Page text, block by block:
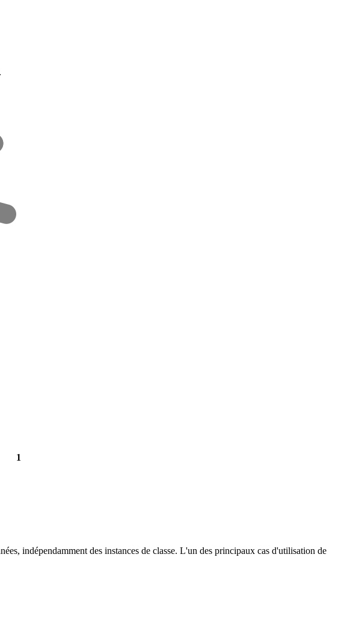
1
indépendamment des instances de classe. L'un des principaux cas d'utilisation de